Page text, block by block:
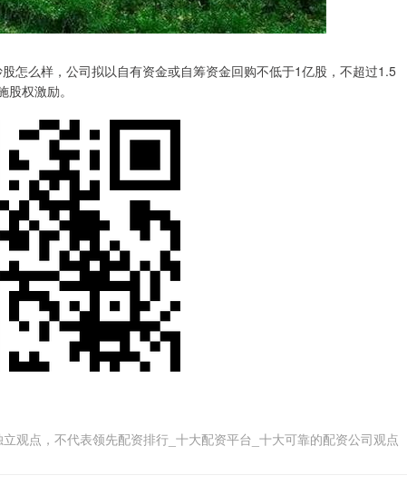
怎么样，公司拟以自有资金或自筹资金回购不低于1亿股，不超过1.5
权激励。
观点，不代表领先配资排行_十大配资平台_十大可靠的配资公司观点